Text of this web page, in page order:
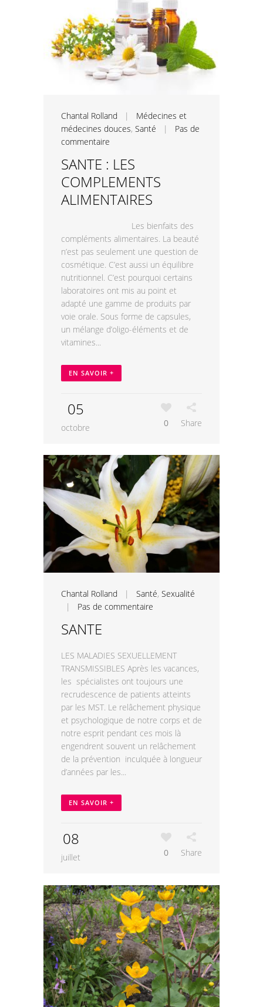
Chantal Rolland | Médecines et
médecines douces, Santé | Pas de
commentaire
SANTE : LES
COMPLEMENTS
ALIMENTAIRES
Les bienfaits des
compléments alimentaires. La beauté
n’est pas seulement une question de
cosmétique. C’est aussi un équilibre
nutritionnel. C’est pourquoi certains
laboratoires ont mis au point et
adapté une gamme de produits par
voie orale. Sous forme de capsules,
un mélange d’oligo-éléments et de
vitamines...
EN SAVOIR +
05
octobre 0 Share
Chantal Rolland | Santé, Sexualité
| Pas de commentaire
SANTE
LES MALADIES SEXUELLEMENT
TRANSMISSIBLES Après les vacances,
les spécialistes ont toujours une
recrudescence de patients atteints
par les MST. Le relâchement physique
et psychologique de notre corps et de
notre esprit pendant ces mois là
engendrent souvent un relâchement
de la prévention inculquée à longueur
d’années par les...
EN SAVOIR +
08
juillet 0 Share